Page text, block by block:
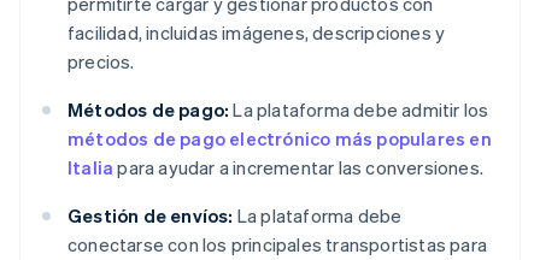
facilidad, incluidas imágenes, descripciones y
precios.
Métodos de pago: La plataforma debe admitir los
métodos de pago electrónico más populares en
Italia para ayudar a incrementar las conversiones.
Gestión de envíos: La plataforma debe
conectarse con los principales transportistas para